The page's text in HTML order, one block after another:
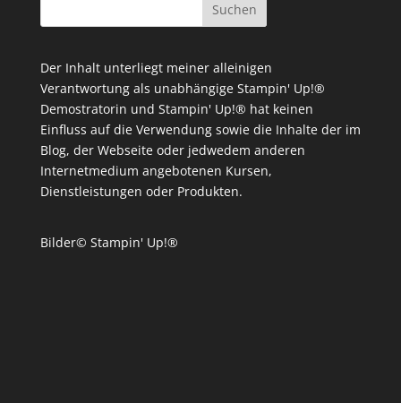
Der Inhalt unterliegt meiner alleinigen
Verantwortung als unabhängige Stampin' Up!®
Demostratorin und Stampin' Up!® hat keinen
Einfluss auf die Verwendung sowie die Inhalte der im
Blog, der Webseite oder jedwedem anderen
Internetmedium angebotenen Kursen,
Dienstleistungen oder Produkten.
Bilder© Stampin' Up!®